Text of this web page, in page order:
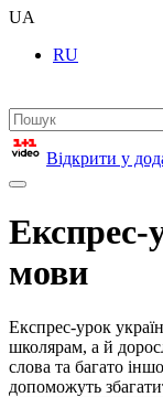
UA
RU
Відкрити у
Експрес-
мови
Експрес-урок
школярам, а й
слова та багато
допоможуть